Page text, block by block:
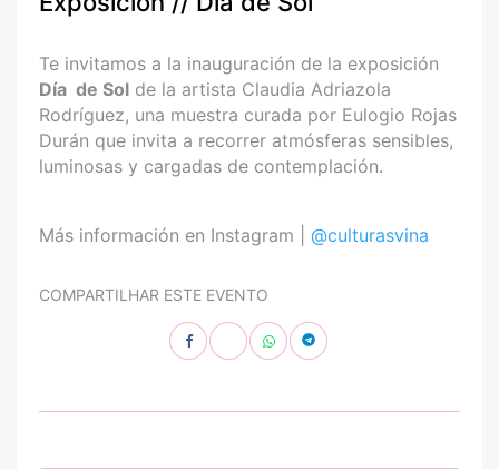
Te invitamos a la inauguración de la exposición
Día de Sol de la artista Claudia Adriazola
Rodríguez, una muestra curada por Eulogio Rojas
Durán que invita a recorrer atmósferas sensibles,
luminosas y cargadas de contemplación.
Más información en Instagram | @culturasvina
COMPARTILHAR ESTE EVENTO